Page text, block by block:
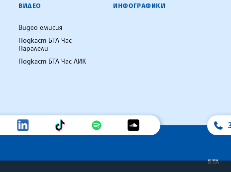
ВИДЕО
Видео емисия
Подкаст БТА Час
Паралели
Подкаст БТА Час ЛИК
ИНФОГРАФИКИ
БТА